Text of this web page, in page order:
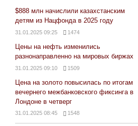
$888 млн начислили казахстанским
детям из Нацфонда в 2025 году
31.01.2025 09:25 1474
Цены на нефть изменились
разнонаправленно на мировых биржах
31.01.2025 09:10 1509
Цена на золото повысилась по итогам
вечернего межбанковского фиксинга в
Лондоне в четверг
31.01.2025 08:45 1548